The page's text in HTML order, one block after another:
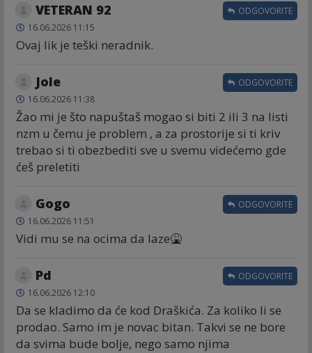
VETERAN 92
16.06.2026 11:15
Ovaj lik je teški neradnik.
ODGOVORITE
Jole
16.06.2026 11:38
Žao mi je što napuštaš mogao si biti 2 ili 3 na listi
nzm u čemu je problem , a za prostorije si ti kriv
trebao si ti obezbediti sve u svemu videćemo gde
ćeš preletiti
ODGOVORITE
Gogo
16.06.2026 11:51
Vidi mu se na ocima da laze🤮
ODGOVORITE
Pd
16.06.2026 12:10
Da se kladimo da će kod Draškića. Za koliko li se
prodao. Samo im je novac bitan. Takvi se ne bore
da svima bude bolje, nego samo njima
ODGOVORITE